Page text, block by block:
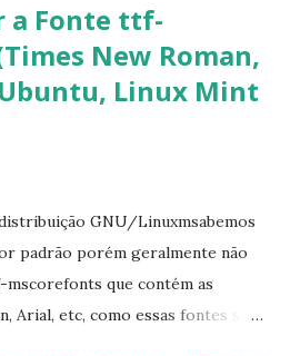
a Fonte ttf-
New Roman,
Linux Mint
GNU/Linuxmsabemos
padrão porém geralmente não
que contém as
Arial, etc, como essas fontes são